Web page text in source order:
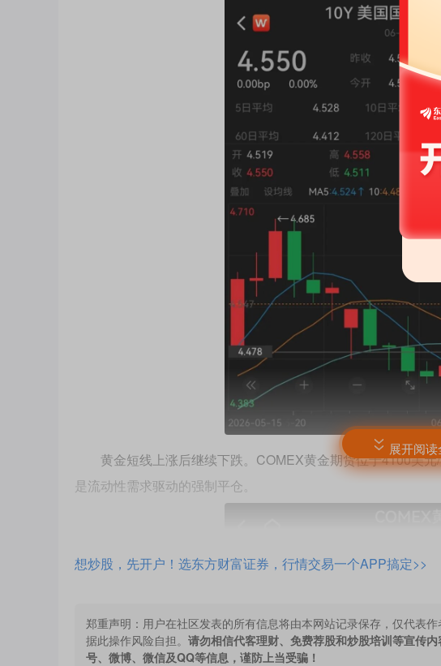
黄金短线上涨后继续下跌。COMEX黄金期货位于4100美元
是流动性需求驱动的强制平仓。
展开阅读
想炒股，先开户！选东方财富证券，行情交易一个APP搞定>>
郑重声明： 用户在社区发表的所有信息将由本网站记录保存，仅代表
据此操作风险自担。 请勿相信代客理财、免费荐股和炒股培训等宣传
号、微博、微信及QQ等信息，谨防上当受骗！